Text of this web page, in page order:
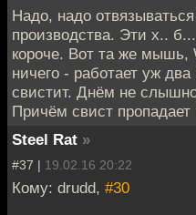
Надо, надо отвязываться
производства. Эти х..
короче. Вот та же мышь,
ничего - работает уж
свистит. Днём не
Причём свист
Steel Rat »
#37 | 19.02.16 20:22
Кому: drudd, #30